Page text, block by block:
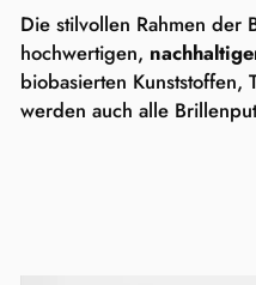
Die stilvollen Rahmen der
hochwertigen,
biobasierten Kunststoffen,
werden auch alle